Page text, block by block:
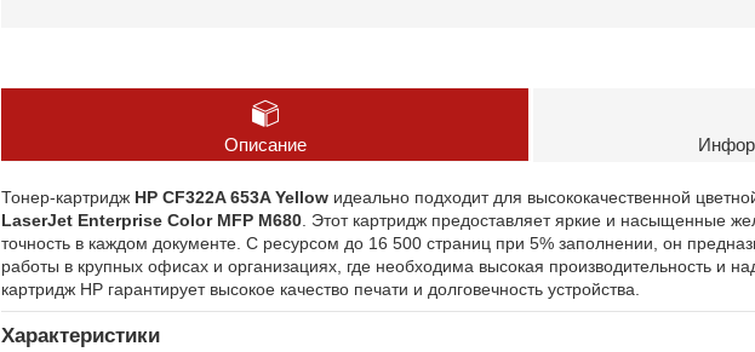
Описание
Тонер-картридж HP CF322A 653A Yellow идеально подходит для высококачественной
LaserJet Enterprise Color MFP M680 . Этот картридж предоставляет яркие и насыщенные
точность в каждом документе. С ресурсом до 16 500 страниц при 5% заполнении, он
работы в крупных офисах и организациях, где необходима высокая производительность и
картридж HP гарантирует высокое качество печати и долговечность устройства.
Характеристики